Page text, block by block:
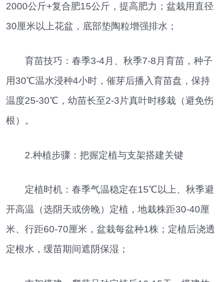
2000公斤+复合肥15公斤，提高肥力；盆栽用直径
30厘米以上花盆，底部垫陶粒增强排水；
育苗技巧：春季3-4月、秋季7-8月育苗，种子
用30℃温水浸种4小时，催芽后播入育苗盘，保持
温度25-30℃，幼苗长至2-3片真叶时移栽（避免伤
根）。
2.种植步骤：把握定植与支架搭建关键
定植时机：春季气温稳定在15℃以上、秋季避
开高温（选阴天或傍晚）定植，地栽株距30-40厘
米、行距60-70厘米，盆栽每盆种1株；定植后浇透
定根水，缓苗期间遮阴保湿；